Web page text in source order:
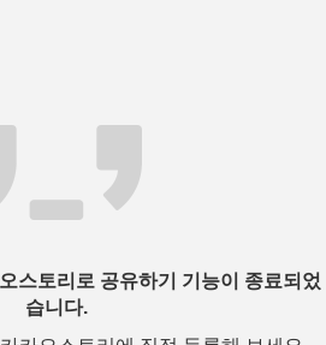
스토리로 공유하기 기능이 종료되었
습니다.